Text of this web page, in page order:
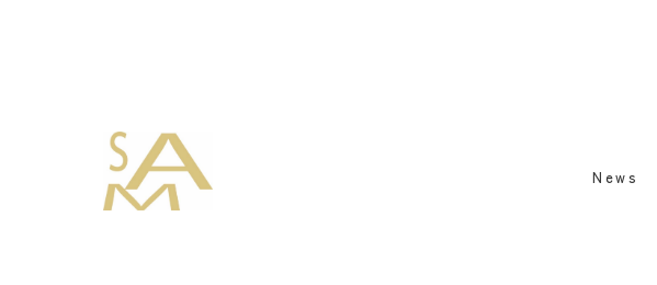
News